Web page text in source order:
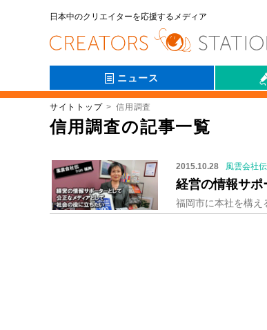
日本中のクリエイターを応援するメディア
ニュース
サイトトップ 信用調査
信用調査の記事一覧
2015.10.28 風雲会社伝
経営の情報サ